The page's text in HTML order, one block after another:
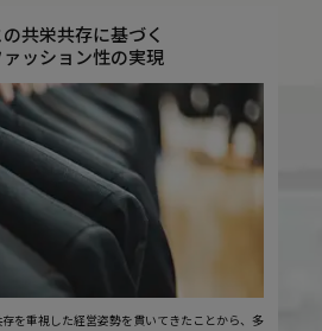
共栄共存に基づく
ッション性の実現
を重視した経営姿勢を貫いてきたことから、多